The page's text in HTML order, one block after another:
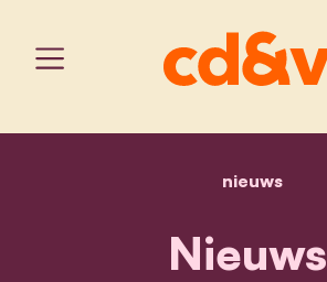
home
nieuwsnieuws
Nieuws